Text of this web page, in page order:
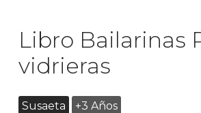
Libro Bailarinas
vidrieras
Susaeta +3 Años